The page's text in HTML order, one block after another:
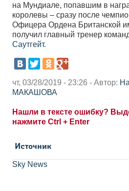
на Мундиале, попавшим в
королевы – сразу после
Офицера Ордена Британской
получил главный тренер
Саутгейт.
чт, 03/28/2019 - 23:26 - Автор:
МАКАШОВА
Нашли в тексте ошибку?
нажмите Ctrl + Enter
Источник
Sky News